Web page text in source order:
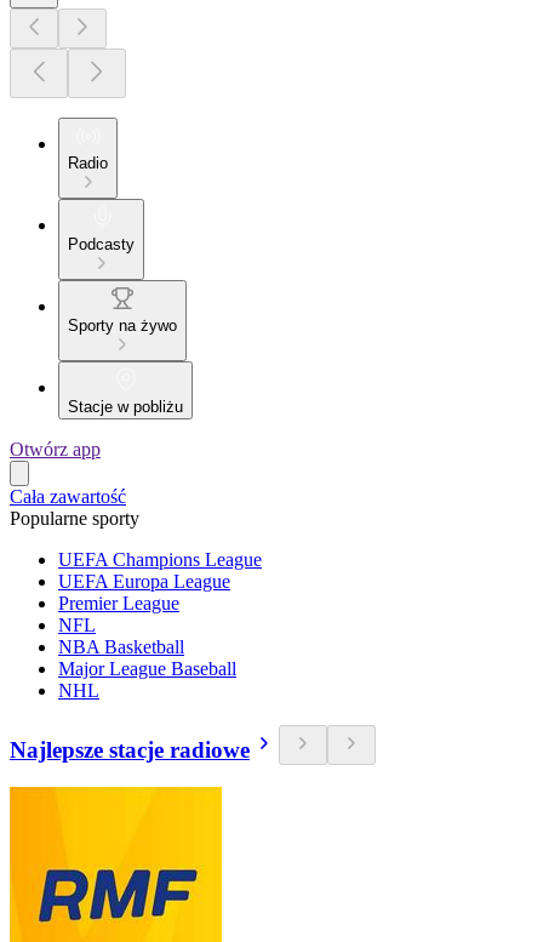
Radio
Podcasty
Sporty na żywo
Stacje w pobliżu
Otwórz app
Cała zawartość
Popularne sporty
UEFA Champions League
UEFA Europa League
Premier League
NFL
NBA Basketball
Major League Baseball
NHL
Najlepsze stacje radiowe